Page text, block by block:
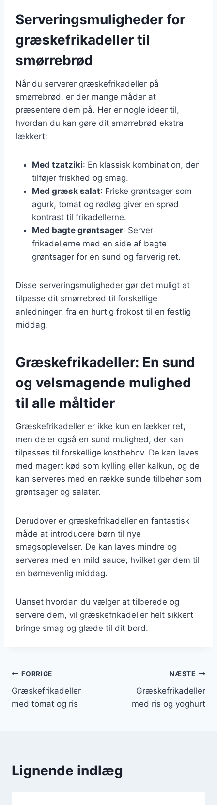
Serveringsmuligheder for
græskefrikadeller til
smørrebrød
Når du serverer græskefrikadeller på
smørrebrød, er der mange måder at
præsentere dem på. Her er nogle ideer til,
hvordan du kan gøre dit smørrebrød ekstra
lækkert:
Med tzatziki: En klassisk kombination, der
tilføjer friskhed og smag.
Med græsk salat: Friske grøntsager som
agurk, tomat og rødløg giver en sprød
kontrast til frikadellerne.
Med bagte grøntsager: Server
frikadellerne med en side af bagte
grøntsager for en sund og farverig ret.
Disse serveringsmuligheder gør det muligt at
tilpasse dit smørrebrød til forskellige
anledninger, fra en hurtig frokost til en festlig
middag.
Græskefrikadeller: En sund
og velsmagende mulighed
til alle måltider
Græskefrikadeller er ikke kun en lækker ret,
men de er også en sund mulighed, der kan
tilpasses til forskellige kostbehov. De kan laves
med magert kød som kylling eller kalkun, og de
kan serveres med en række sunde tilbehør som
grøntsager og salater.
Derudover er græskefrikadeller en fantastisk
måde at introducere børn til nye
smagsoplevelser. De kan laves mindre og
serveres med en mild sauce, hvilket gør dem til
en børnevenlig middag.
Uanset hvordan du vælger at tilberede og
servere dem, vil græskefrikadeller helt sikkert
bringe smag og glæde til dit bord.
Indlægsnavigation
FORRIGE
Græskefrikadeller
med tomat og ris
NÆSTE
Græskefrikadeller
med ris og yoghurt
Lignende indlæg